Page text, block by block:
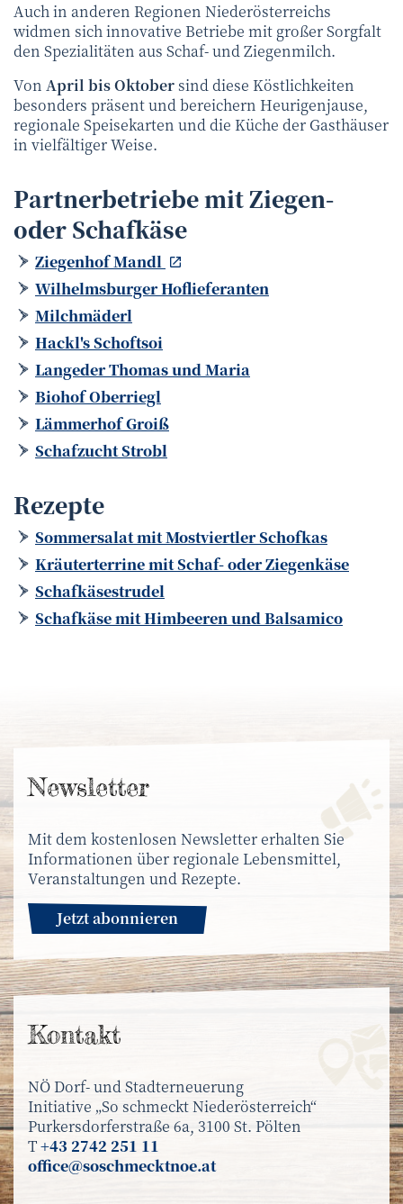
Auch in anderen Regionen Niederösterreichs
widmen sich innovative Betriebe mit großer Sorgfalt
den Spezialitäten aus Schaf- und Ziegenmilch.
Von April bis Oktobersind diese Köstlichkeiten
besonders präsent und bereichern Heurigenjause,
regionale Speisekarten und die Küche der Gasthäuser
in vielfältiger Weise.
Partnerbetriebe mit Ziegen-
oder Schafkäse
Ziegenhof Mandl
Wilhelmsburger Hoflieferanten
Milchmäderl
Hackl's Schoftsoi
Langeder Thomas und Maria
Biohof Oberriegl
Lämmerhof Groiß
Schafzucht Strobl
Rezepte
Sommersalat mit Mostviertler Schofkas
Kräuterterrine mit Schaf- oder Ziegenkäse
Schafkäsestrudel
Schafkäse mit Himbeeren und Balsamico
News­letter
Mit dem kostenlosen Newsletter erhalten Sie
Informationen über regionale Lebensmittel,
Veranstaltungen und Rezepte.
Jetzt abonnieren
Kontakt
NÖ Dorf- und Stadterneuerung
Initiative „So schmeckt Niederösterreich“
Purkersdorferstraße 6a, 3100 St. Pölten
T+43 2742 251 11
office@soschmecktnoe.at